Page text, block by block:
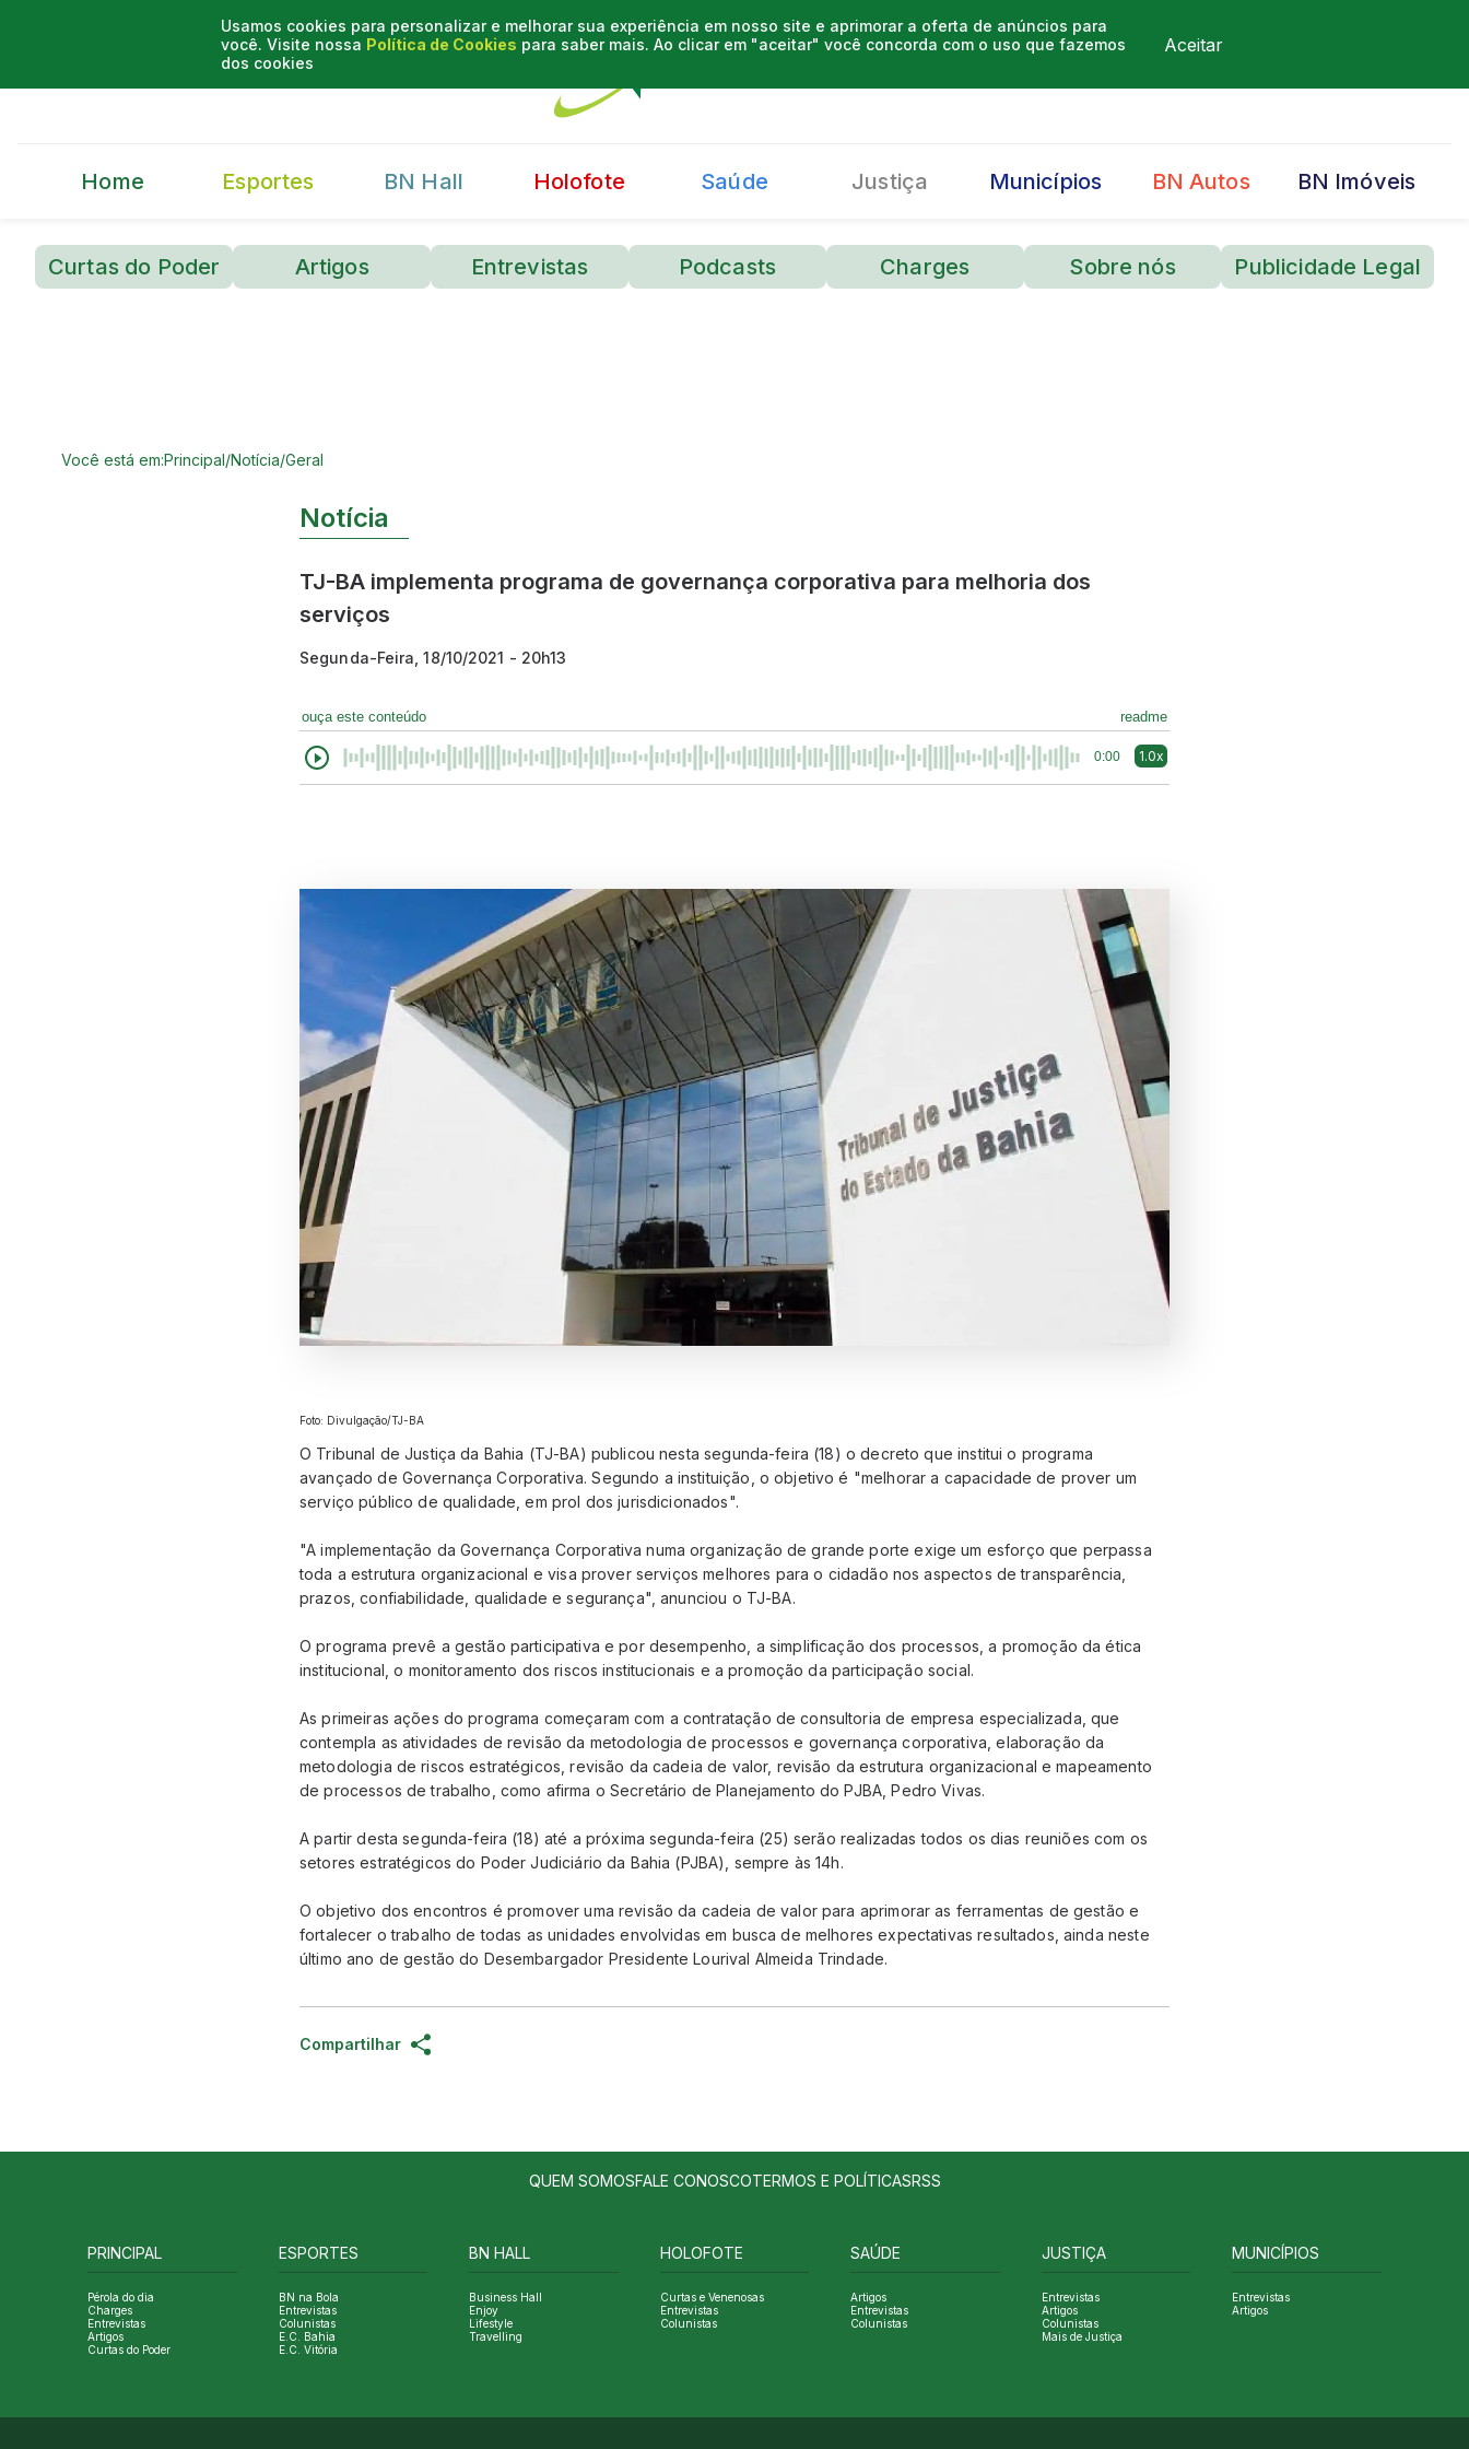
Usamos cookies para personalizar e melhorar sua experiência em nosso site e aprimorar a oferta de anúncios para
você. Visite nossa Política de Cookies para saber mais. Ao clicar em "aceitar" você concorda com o uso que fazemos
dos cookies
Aceitar
Home Esportes BN Hall Holofote Saúde Justiça Municípios BN Autos BN Imóveis
Curtas do Poder Artigos Entrevistas Podcasts Charges Sobre nós Publicidade Legal
Você está em:Principal/Notícia/Geral
Notícia
TJ-BA implementa programa de governança corporativa para melhoria dos
serviços
Segunda-Feira, 18/10/2021 - 20h13
ouça este conteúdo readme
0:00 1.0x
Foto: Divulgação/TJ-BA
O Tribunal de Justiça da Bahia (TJ-BA) publicou nesta segunda-feira (18) o decreto que institui o programa
avançado de Governança Corporativa. Segundo a instituição, o objetivo é "melhorar a capacidade de prover um
serviço público de qualidade, em prol dos jurisdicionados".
"A implementação da Governança Corporativa numa organização de grande porte exige um esforço que perpassa
toda a estrutura organizacional e visa prover serviços melhores para o cidadão nos aspectos de transparência,
prazos, confiabilidade, qualidade e segurança", anunciou o TJ-BA.
O programa prevê a gestão participativa e por desempenho, a simplificação dos processos, a promoção da ética
institucional, o monitoramento dos riscos institucionais e a promoção da participação social.
As primeiras ações do programa começaram com a contratação de consultoria de empresa especializada, que
contempla as atividades de revisão da metodologia de processos e governança corporativa, elaboração da
metodologia de riscos estratégicos, revisão da cadeia de valor, revisão da estrutura organizacional e mapeamento
de processos de trabalho, como afirma o Secretário de Planejamento do PJBA, Pedro Vivas.
A partir desta segunda-feira (18) até a próxima segunda-feira (25) serão realizadas todos os dias reuniões com os
setores estratégicos do Poder Judiciário da Bahia (PJBA), sempre às 14h.
O objetivo dos encontros é promover uma revisão da cadeia de valor para aprimorar as ferramentas de gestão e
fortalecer o trabalho de todas as unidades envolvidas em busca de melhores expectativas resultados, ainda neste
último ano de gestão do Desembargador Presidente Lourival Almeida Trindade.
Compartilhar
QUEM SOMOSFALE CONOSCOTERMOS E POLÍTICASRSS
PRINCIPAL
Pérola do dia
Charges
Entrevistas
Artigos
Curtas do Poder
ESPORTES
BN na Bola
Entrevistas
Colunistas
E.C. Bahia
E.C. Vitória
BN HALL
Business Hall
Enjoy
Lifestyle
Travelling
HOLOFOTE
Curtas e Venenosas
Entrevistas
Colunistas
SAÚDE
Artigos
Entrevistas
Colunistas
JUSTIÇA
Entrevistas
Artigos
Colunistas
Mais de Justiça
MUNICÍPIOS
Entrevistas
Artigos